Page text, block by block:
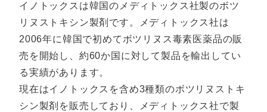
イノトックスは韓国のメディトックス社製のボツ
リヌストキシン製剤です。メディトックス社は
2006年に韓国で初めてボツリヌス毒素医薬品の販
売を開始し、約60か国に対して製品を輸出してい
る実績があります。
現在はイノトックスを含め3種類のボツリヌストキ
シン製剤を販売しており、メディトックス社で製